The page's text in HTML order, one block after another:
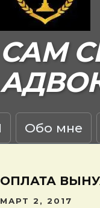
САМ
Обо мне
ОПЛАТА
МАРТ 2, 2017